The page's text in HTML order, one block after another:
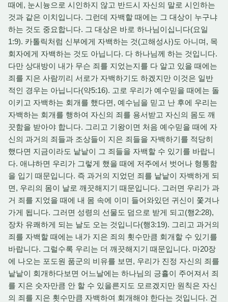
때에, 눈시늉으로 시인하지 않고 반드시 자신의 말로 시인하는
것과 같은 이치입니다. 그런데 자백할 때에는 그 대상이 누구냐
하는 것도 중요합니다. 그 대상은 바로 하나님이십니다(요일
1:9). 카톨릭처럼 신부에게 자백하는 것(고해성사)도 아니며, 목
회자에게 자백하는 것도 아닙니다. 다 하나님께 하는 것입니다.
다만 상대방이 내가 무슨 죄를 지었는지를 다 알고 있을 때에는
죄를 지은 사람끼리 서로가 자백하기도 하겠지만 이것은 일반
적인 경우는 아닙니다(약5:16). 고로 우리가 예수믿을 때에는 돌
이키고 자백하는 회개를 했다면, 예수님을 믿고 난 후에 우리는
자백하는 회개를 행하여 자신의 죄를 용서받고 자신의 몸도 깨
끗함을 받아야 합니다. 그리고 기왕이면 처음 예수믿을 때에 자
신의 과거의 죄들과 조상들이 지은 죄들을 자백하기를 적당히
했다면 지금이라도 낱낱이 그 죄들을 자백할 수 있기를 바랍니
다. 애냐하면 우리가 그렇게 했을 때에 저주에서 벗어나 형통함
을 입기 때문입니다. 즉 과거의 지었던 죄를 낱낱이 자백하게 되
면, 우리의 몸이 날로 깨끗해지기 때문입니다. 그러면 우리가 과
거 죄를 지었을 때에 내 몸 속에 이미 들어와있던 귀신이 쫓겨나
가게 됩니다. 그러면 성령의 선물도 덤으로 받게 되고(행2:28),
장차 유쾌하게 되는 날도 오는 것입니다(행3:19). 그리고 과거의
죄를 자백할 때에는 내가 지은 죄의 횟수만큼 회개할 수 있기를
바랍니다. 그럴수록 우리는 더 깨끗해지기 때문입니다. 마20장
에 나오는 포도원 품군의 비유를 보면, 우리가 진정 자신의 죄를
낱낱이 회개하다보면 어느날에는 하나님의 긍휼이 주어져서 죄
를 지은 숫자만큼 안 할 수 있을른지도 모르겠지만 원칙은 자신
의 죄를 지은 횟수만큼 자백하여 회개해야 한다는 것입니다. 건